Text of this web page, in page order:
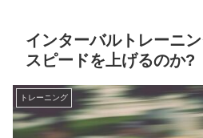
インターバルトレーニ
スピードを上げるのか
トレーニング